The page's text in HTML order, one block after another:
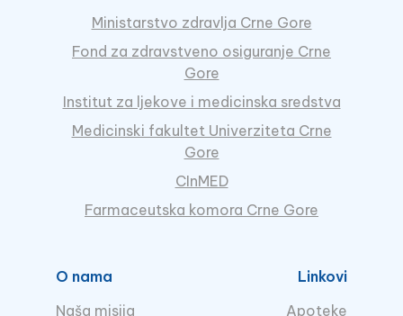
Ministarstvo zdravlja Crne Gore
Fond za zdravstveno osiguranje Crne
Gore
Institut za ljekove i medicinska sredstva
Medicinski fakultet Univerziteta Crne
Gore
CInMED
Farmaceutska komora Crne Gore
O nama
Naša misija
Linkovi
Apoteke